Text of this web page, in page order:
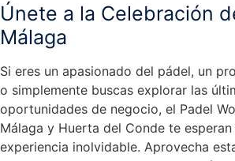
Únete a la Celebración
Málaga
Si eres un apasionado del pádel, un
o simplemente buscas explorar las
oportunidades de negocio, el Padel
Málaga y Huerta del Conde te
experiencia inolvidable. Aprovecha